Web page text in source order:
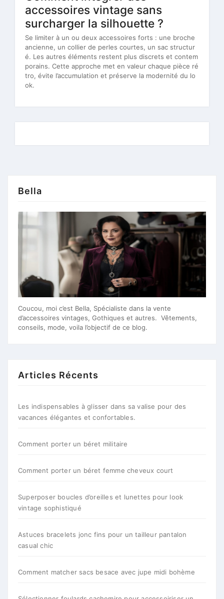
accessoires vintage sans
surcharger la silhouette ?
Se limiter à un ou deux accessoires forts : une broche
ancienne, un collier de perles courtes, un sac structur
é. Les autres éléments restent plus discrets et contem
porains. Cette approche met en valeur chaque pièce ré
tro, évite l’accumulation et préserve la modernité du lo
ok.
Bella
Coucou, moi c’est Bella, Spécialiste dans la vente
d’accessoires vintages, Gothiques et autres. Vêtements,
conseils, mode, voila l’objectif de ce blog.
Articles Récents
Les indispensables à glisser dans sa valise pour des
vacances élégantes et confortables.
Comment porter un béret militaire
Comment porter un béret femme cheveux court
Superposer boucles d’oreilles et lunettes pour look
vintage sophistiqué
Astuces bracelets jonc fins pour un tailleur pantalon
casual chic
Comment matcher sacs besace avec jupe midi bohème